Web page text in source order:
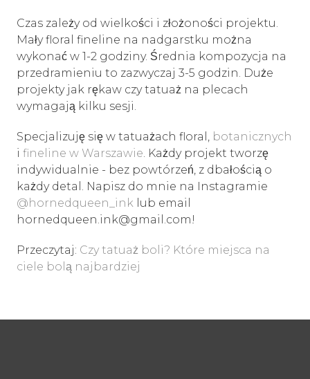
Czas zależy od wielkości i złożoności projektu.
Mały floral fineline na nadgarstku można
wykonać w 1-2 godziny. Średnia kompozycja na
przedramieniu to zazwyczaj 3-5 godzin. Duże
projekty jak rękaw czy tatuaż na plecach
wymagają kilku sesji.
Specjalizuję się w tatuażach floral,
botanicznych
i fineline w Warszawie . Każdy projekt tworzę
indywidualnie - bez powtórzeń, z dbałością o
każdy detal. Napisz do mnie na Instagramie
@hornedqueen_ink lub email
hornedqueen.ink@gmail.com!
Przeczytaj: Czy tatuaż boli? Które miejsca na
ciele bolą najbardziej